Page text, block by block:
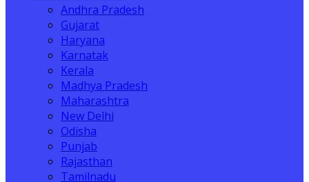
Andhra Pradesh
Gujarat
Haryana
Karnatak
Kerala
Madhya Pradesh
Maharashtra
New Delhi
Odisha
Punjab
Rajasthan
Tamilnadu